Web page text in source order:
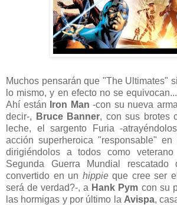
Muchos pensarán que "The Ultimates"
lo mismo, y en efecto no se
Ahí están
Iron Man -con su nueva
decir-,
Bruce Banner, con sus brotes
leche, el sargento Furia -
acción superheroica "responsable"
dirigiéndolos a todos como
Segunda Guerra Mundial
convertido en un hippieque cree ser
será de verdad?-, a Hank Pym con su
las hormigas y por último la Avispa,